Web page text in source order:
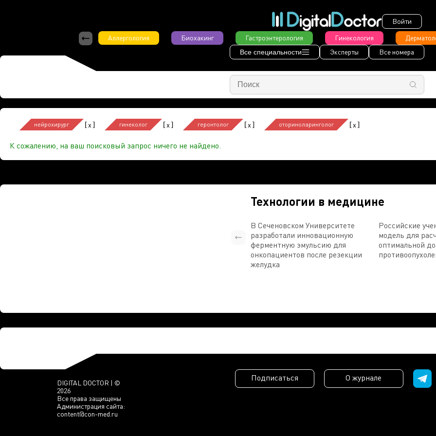
Войти
Аллергология
Биохакинг Гастроэнтерология Гинекология
Все специальности Эксперты Все номера
нейрохирург [x] гинеколог [x] геронтолог [x] оториноларинголог [x]
К сожалению, на ваш поисковый запрос ничего не найдено.
Технологии в медицине
В Сеченовском Университете
разработали инновационную
ферментную эмульсию для
онкопациентов после резекции
желудка
Российские
модель для
оптимальной
DIGITAL DOCTOR | ©
2026
Все права защищены
Администрация сайта:
content@con-med.ru
Подписаться О журнале